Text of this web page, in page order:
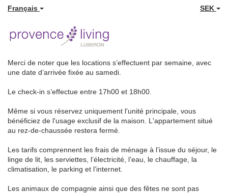
Français SEK
Merci de noter que les locations s’effectuent par semaine, avec
une date d’arrivée fixée au samedi.
Le check-in s’effectue entre 17h00 et 18h00.
Même si vous réservez uniquement l'unité principale, vous
bénéficiez de l'usage exclusif de la maison. L'appartement situé
au rez-de-chaussée restera fermé.
Les tarifs comprennent les frais de ménage à l’issue du séjour, le
linge de lit, les serviettes, l’électricité, l’eau, le chauffage, la
climatisation, le parking et l’internet.
Les animaux de compagnie ainsi que des fêtes ne sont pas